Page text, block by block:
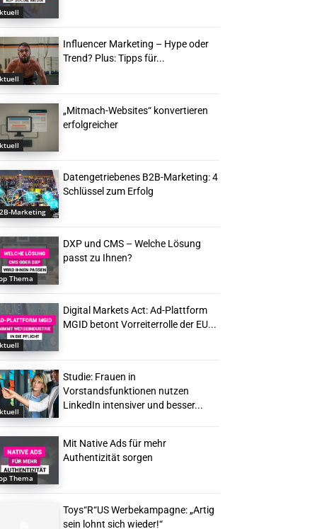
Influencer Marketing – Hype oder
Trend? Plus: Tipps für...
„Mitmach-Websites“ konvertieren
erfolgreicher
Marketing
Datengetriebenes B2B-Marketing: 4
Schlüssel zum Erfolg
Thema
DXP und CMS – Welche Lösung
passt zu Ihnen?
Digital Markets Act: Ad-Plattform
MGID betont Vorreiterrolle der EU...
Studie: Frauen in
Vorstandsfunktionen nutzen
LinkedIn intensiver und besser...
Thema
Mit Native Ads für mehr
Authentizität sorgen
Toys“R“US Werbekampagne: „Artig
sein lohnt sich wieder!“